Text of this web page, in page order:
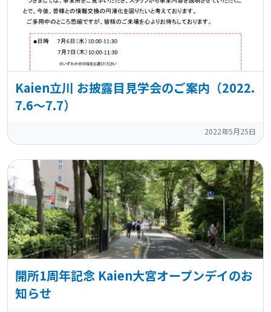
Kaien立川 お披露目見学会のご案内（2022.
7.6～7.7）
2022年5月25日
開所1周年記念 Kaien大宮オープンデイのお
知らせ